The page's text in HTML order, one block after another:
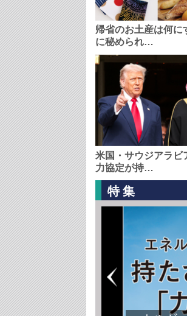
帰省のお土産は何に
に秘められ…
米国・サウジアラビ
力協定が持…
特集